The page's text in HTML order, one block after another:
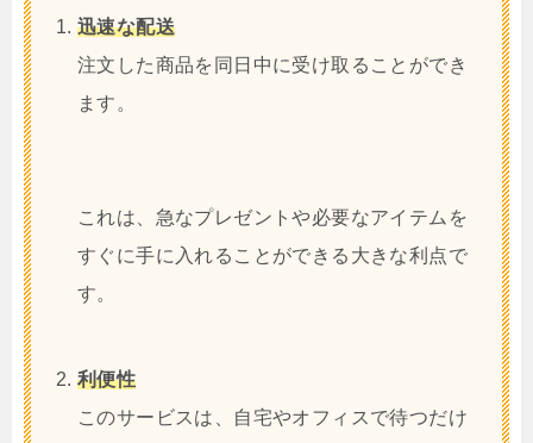
迅速な配送
注文した商品を同日中に受け取ることができ
ます。
これは、急なプレゼントや必要なアイテムを
すぐに手に入れることができる大きな利点で
す。
利便性
このサービスは、自宅やオフィスで待つだけ